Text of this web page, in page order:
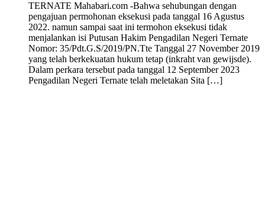
TERNATE Mahabari.com -Bahwa sehubungan dengan
pengajuan permohonan eksekusi pada tanggal 16 Agustus
2022. namun sampai saat ini termohon eksekusi tidak
menjalankan isi Putusan Hakim Pengadilan Negeri Ternate
Nomor: 35/Pdt.G.S/2019/PN.Tte Tanggal 27 November 2019
yang telah berkekuatan hukum tetap (inkraht van gewijsde).
Dalam perkara tersebut pada tanggal 12 September 2023
Pengadilan Negeri Ternate telah meletakan Sita […]